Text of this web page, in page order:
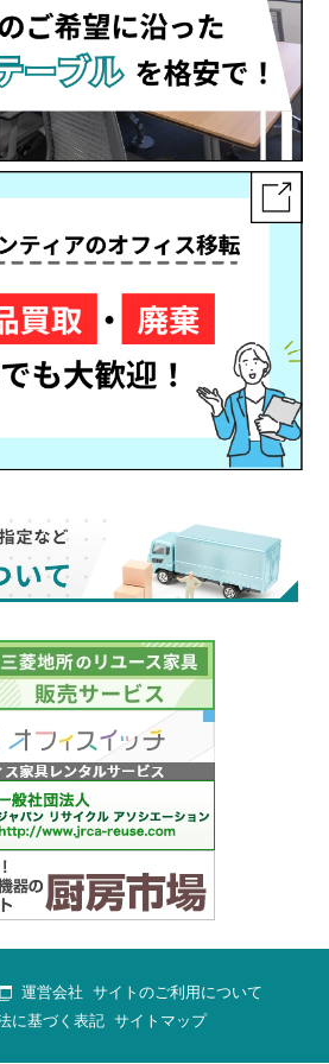
運営会社 サイトのご利用について
に基づく表記 サイトマップ